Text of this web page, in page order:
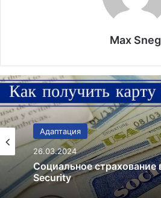
Max Sneg
В мире
26.05.2020
Торговые автоматы по
Бизнес, или